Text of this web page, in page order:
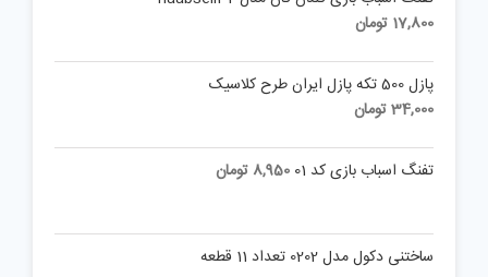
17,800 تومان
پازل 500 تکه پازل ایران طرح کلاسیک
34,000تومان
تفنگ اسباب بازی کد 01 8,950 تومان
ساختنی دکول مدل 0202 تعداد 11 قطعه